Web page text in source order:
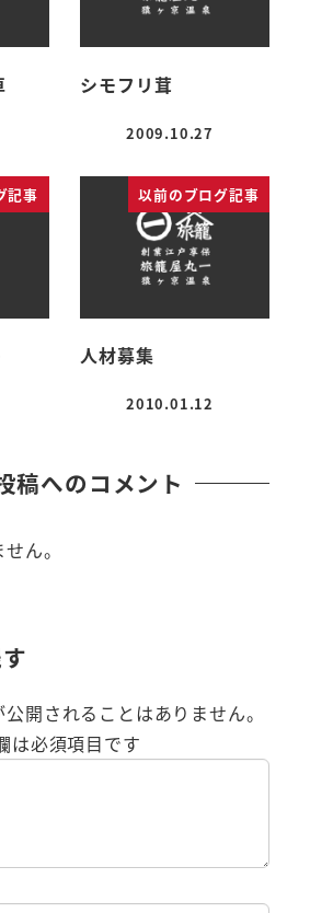
シモフリ茸
投稿日
2009.10.27
記事 以前のブログ記事
人材募集
投稿日
2010.01.12
稿へのコメント
ん。
開されることはありません。
は必須項目です